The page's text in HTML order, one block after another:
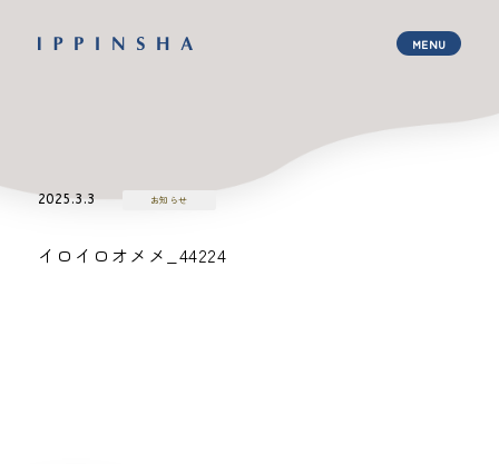
2025.3.3 お知らせ
イロイロオメメ_44224